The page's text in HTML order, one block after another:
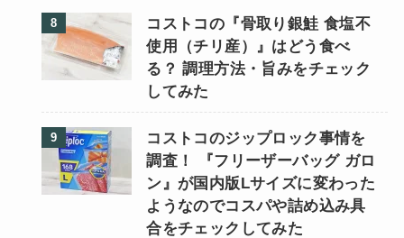
コストコの『骨取り銀鮭 食塩不
使用（チリ産）』はどう食べ
る？ 調理方法・旨みをチェック
してみた
コストコのジップロック事情を
調査！ 『フリーザーバッグ ガロ
ン』が国内版Lサイズに変わった
ようなのでコスパや詰め込み具
合をチェックしてみた